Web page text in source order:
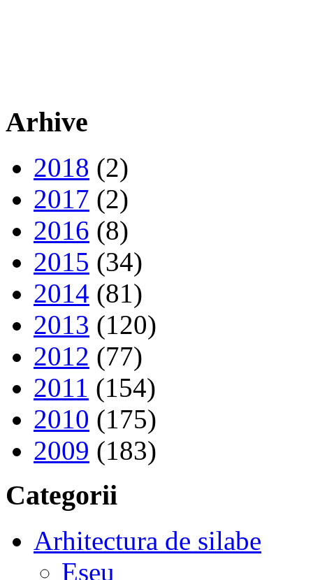
Arhive
2018 (2)
2017 (2)
2016 (8)
2015 (34)
2014 (81)
2013 (120)
2012 (77)
2011 (154)
2010 (175)
2009 (183)
Categorii
Arhitectura de silabe
Eseu